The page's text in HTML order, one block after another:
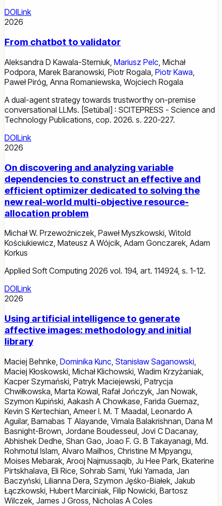
DOILink
2026
From chatbot to validator
Aleksandra D Kawala-Sterniuk Mariusz Pelc Michał
Podpora Marek Baranowski Piotr Rogala Piotr Kawa
Paweł Piróg Anna Romaniewska Wojciech Rogala
A dual-agent strategy towards trustworthy on-premise
conversational LLMs. [Setúbal] : SCITEPRESS - Science and
Technology Publications, cop. 2026. s. 220-227.
DOILink
2026
On discovering and analyzing variable
dependencies to construct an effective and
efficient optimizer dedicated to solving the
new real-world multi-objective resource-
allocation problem
Michał W. Przewoźniczek, Paweł Myszkowski, Witold
Kościukiewicz, Mateusz A Wójcik, Adam Gonczarek, Adam
Korkus
Applied Soft Computing 2026 vol. 194, art. 114924, s. 1-12.
DOILink
2026
Using artificial intelligence to generate
affective images: methodology and initial
library
Maciej Behnke Dominika Kunc Stanisław Saganowski
Maciej Kłoskowski Michał Klichowski Wadim Krzyżaniak
Kacper Szymański Patryk Maciejewski Patrycja
Chwiłkowska Marta Kowal Rafał Jończyk Jan Nowak
Szymon Kupiński Aakash A Chowkase Farida Guemaz
Kevin S Kertechian Ameer I. M. T Maadal Leonardo A
Aguilar, Barnabas T Alayande Vimala Balakrishnan Dana M
Basnight-Brown Jordane Boudesseul Jovi C Dacanay,
Abhishek Dedhe Shan Gao Joao F. G. B Takayanagi Md.
Rohmotul Islam Alvaro Mailhos Christine M Mpyangu
Moises Mebarak Arooj Najmussaqib Ju Hee Park Ekaterine
Pirtskhalava Eli Rice Sohrab Sami ,Yuki Yamada Jan
Baczyński Lilianna Dera Szymon Jęśko-Białek Jakub
Łączkowski Hubert Marciniak Filip Nowicki Bartosz
Wilczek James J Gross Nicholas A Coles